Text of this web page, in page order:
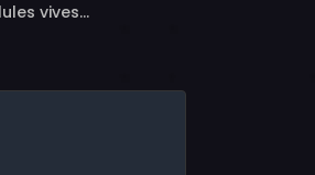
vives...